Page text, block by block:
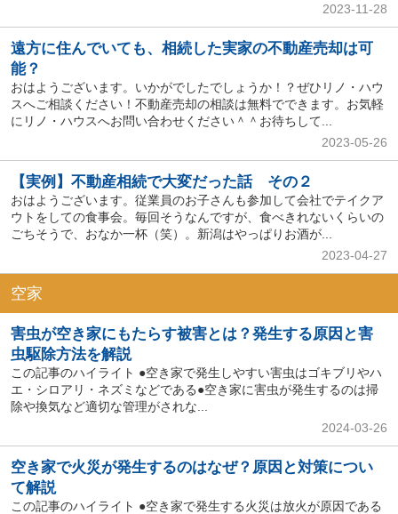
2023-11-28
遠方に住んでいても、相続した実家の不動産売却は可
能？
おはようございます。いかがでしたでしょうか！？ぜひリノ・ハウ
スへご相談ください！不動産売却の相談は無料でできます。お気軽
にリノ・ハウスへお問い合わせください＾＾お待ちして...
2023-05-26
【実例】不動産相続で大変だった話 その２
おはようございます。従業員のお子さんも参加して会社でテイクア
ウトをしての食事会。毎回そうなんですが、食べきれないくらいの
ごちそうで、おなか一杯（笑）。新潟はやっぱりお酒が...
2023-04-27
空家
害虫が空き家にもたらす被害とは？発生する原因と害
虫駆除方法を解説
この記事のハイライト ●空き家で発生しやすい害虫はゴキブリやハ
エ・シロアリ・ネズミなどである●空き家に害虫が発生するのは掃
除や換気など適切な管理がされな...
2024-03-26
空き家で火災が発生するのはなぜ？原因と対策につい
て解説
この記事のハイライト ●空き家で発生する火災は放火が原因である